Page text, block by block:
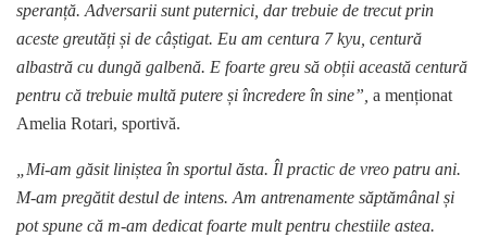
speranță. Adversarii sunt puternici, dar trebuie de trecut prin
aceste greutăți și de câștigat. Eu am centura 7 kyu, centură
albastră cu dungă galbenă. E foarte greu să obții această centură
pentru că trebuie multă putere și încredere în sine”, a menționat
Amelia Rotari, sportivă.
„Mi-am găsit liniștea în sportul ăsta. Îl practic de vreo patru ani.
M-am pregătit destul de intens. Am antrenamente săptămânal și
pot spune că m-am dedicat foarte mult pentru chestiile astea.